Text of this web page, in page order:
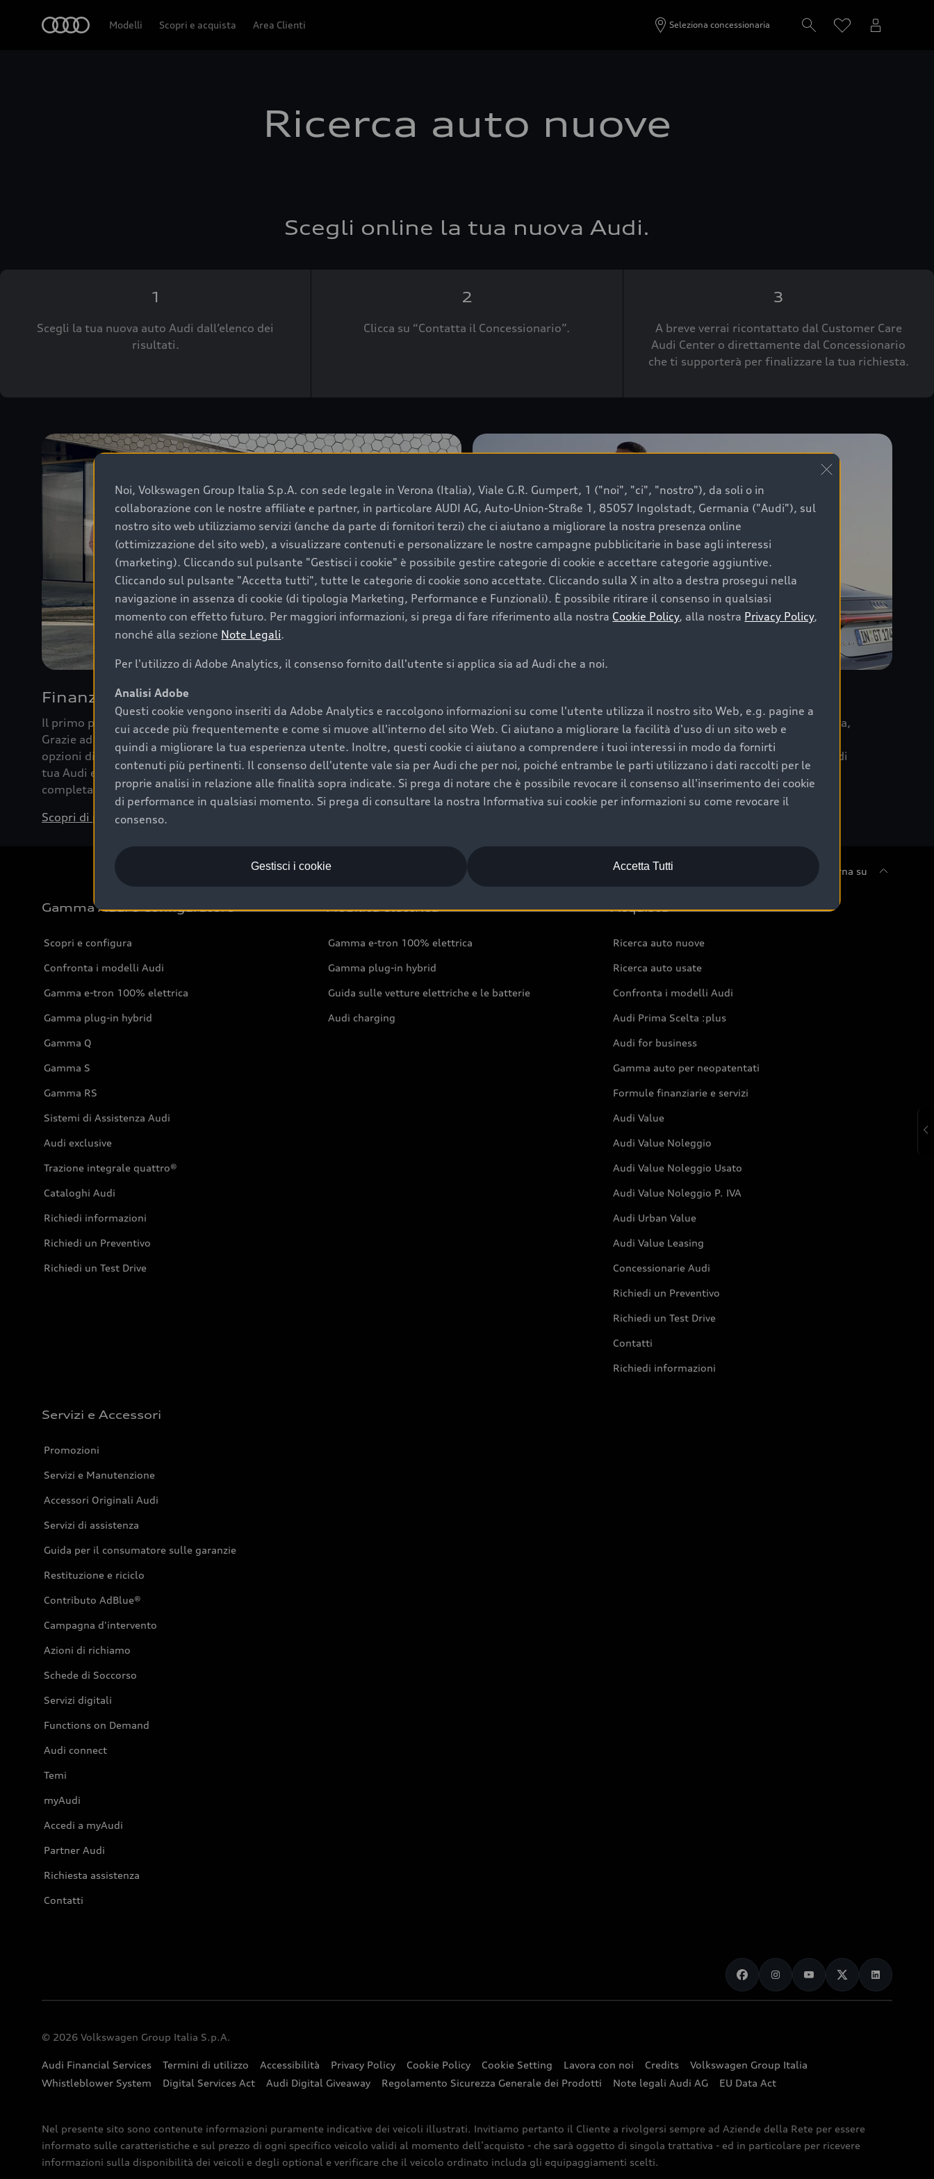
Noi, Volkswagen Group Italia S.p.A. con sede legale in Verona (Italia), Viale G.R. Gumpert, 1 ("noi", "ci", "nostro"), da soli o in
collaborazione con le nostre affiliate e partner, in particolare AUDI AG, Auto-Union-Straße 1, 85057 Ingolstadt, Germania ("Audi"), sul
nostro sito web utilizziamo servizi (anche da parte di fornitori terzi) che ci aiutano a migliorare la nostra presenza online
(ottimizzazione del sito web), a visualizzare contenuti e personalizzare le nostre campagne pubblicitarie in base agli interessi
(marketing). Cliccando sul pulsante "Gestisci i cookie" è possibile gestire categorie di cookie e accettare categorie aggiuntive.
Cliccando sul pulsante "Accetta tutti", tutte le categorie di cookie sono accettate. Cliccando sulla X in alto a destra prosegui nella
navigazione in assenza di cookie (di tipologia Marketing, Performance e Funzionali). È possibile ritirare il consenso in qualsiasi
momento con effetto futuro. Per maggiori informazioni, si prega di fare riferimento alla nostra Cookie Policy, alla nostra Privacy Policy,
nonché alla sezione Note Legali.
Per l'utilizzo di Adobe Analytics, il consenso fornito dall'utente si applica sia ad Audi che a noi.
Analisi Adobe
Questi cookie vengono inseriti da Adobe Analytics e raccolgono informazioni su come l'utente utilizza il nostro sito Web, e.g. pagine a
cui accede più frequentemente e come si muove all'interno del sito Web. Ci aiutano a migliorare la facilità d'uso di un sito web e
quindi a migliorare la tua esperienza utente. Inoltre, questi cookie ci aiutano a comprendere i tuoi interessi in modo da fornirti
contenuti più pertinenti. Il consenso dell'utente vale sia per Audi che per noi, poiché entrambe le parti utilizzano i dati raccolti per le
proprie analisi in relazione alle finalità sopra indicate. Si prega di notare che è possibile revocare il consenso all'inserimento dei cookie
di performance in qualsiasi momento. Si prega di consultare la nostra Informativa sui cookie per informazioni su come revocare il
consenso.
Accetta Tutti
Gestisci i cookie
Modelli Scopri e acquista Area Clienti Seleziona concessionaria
Ricerca auto nuove
Scegli online la tua nuova Audi.
1
Scegli la tua nuova auto Audi dall’elenco dei
risultati.
2
Clicca su “Contatta il Concessionario”.
3
A breve verrai ricontattato dal Customer Care
Audi Center o direttamente dal Concessionario
che ti supporterà per finalizzare la tua richiesta.
Finanziare la tua Audi
Il primo passo verso l’emozione di guidare un’Audi è comprarne una.
Grazie ad Audi Financial Services possiamo fornirti un’ampia gamma di
opzioni di acquisto. Con Audi Value ti garantiamo il valore futuro della
tua Audi e, al termine del finanziamento, tutta la libertà di scegliere se
completare l’acquisto, sostituirla o restituirla.
Scopri di più
Per la tua nuova Audi, entro la data di immatricolazione della vettura,
puoi attivare il Piano Premium Care. Scopri i cinque diversi livelli di
copertura previsti, personalizzati secondo le tabelle manutenzione di
ogni auto.
Scopri di più
Torna su
Gamma Audi e Configuratore
Scopri e configura
Confronta i modelli Audi
Gamma e-tron 100% elettrica
Gamma plug-in hybrid
Gamma Q
Gamma S
Gamma RS
Sistemi di Assistenza Audi
Audi exclusive
Trazione integrale quattro®
Cataloghi Audi
Richiedi informazioni
Richiedi un Preventivo
Richiedi un Test Drive
Mobilità elettrica
Gamma e-tron 100% elettrica
Gamma plug-in hybrid
Guida sulle vetture elettriche e le batterie
Audi charging
Acquista
Ricerca auto nuove
Ricerca auto usate
Confronta i modelli Audi
Audi Prima Scelta :plus
Audi for business
Gamma auto per neopatentati
Formule finanziarie e servizi
Audi Value
Audi Value Noleggio
Audi Value Noleggio Usato
Audi Value Noleggio P. IVA
Audi Urban Value
Audi Value Leasing
Concessionarie Audi
Richiedi un Preventivo
Richiedi un Test Drive
Contatti
Richiedi informazioni
Servizi e Accessori
Promozioni
Servizi e Manutenzione
Accessori Originali Audi
Servizi di assistenza
Guida per il consumatore sulle garanzie
Restituzione e riciclo
Contributo AdBlue®
Campagna d'intervento
Azioni di richiamo
Schede di Soccorso
Servizi digitali
Functions on Demand
Audi connect
Temi
myAudi
Accedi a myAudi
Partner Audi
Richiesta assistenza
Contatti
© 2026 Volkswagen Group Italia S.p.A.
Audi Financial Services Termini di utilizzo Accessibilità Privacy Policy Cookie Policy Cookie Setting Lavora con noi Credits
Volkswagen Group Italia
Whistleblower System
Digital Services Act Audi Digital Giveaway Regolamento Sicurezza Generale dei Prodotti Note legali Audi AG EU Data Act
Nel presente sito sono contenute informazioni puramente indicative dei veicoli illustrati. Invitiamo pertanto il Cliente a rivolgersi sempre ad Aziende della Rete per essere
informato sulle caratteristiche e sul prezzo di ogni specifico veicolo validi al momento dell’acquisto - che sarà oggetto di singola trattativa - ed in particolare per ricevere
informazioni sulla disponibilità dei veicoli e degli optional e verificare che il veicolo ordinato includa gli equipaggiamenti scelti.